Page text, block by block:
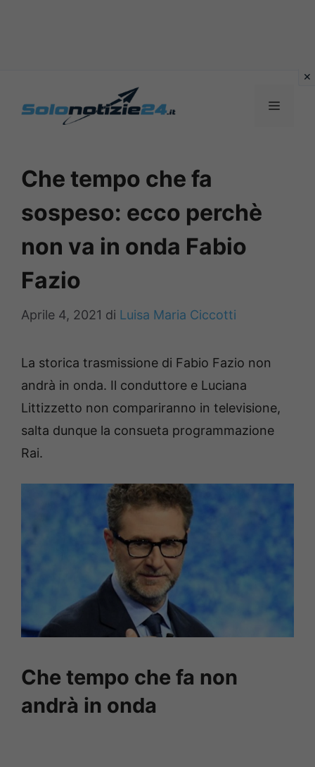
MENU
Che tempo che fa
sospeso: ecco perchè
non va in onda Fabio
Fazio
Aprile 4, 2021 di Luisa Maria Ciccotti
La storica trasmissione di Fabio Fazio non
andrà in onda. Il conduttore e Luciana
Littizzetto non compariranno in televisione,
salta dunque la consueta programmazione
Rai.
Che tempo che fa non
andrà in onda